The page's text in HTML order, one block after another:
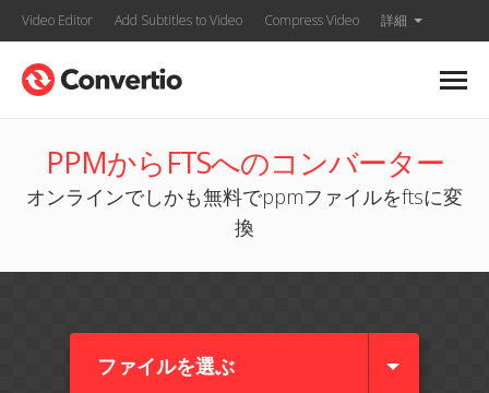
Video Editor Add Subtitles to Video Compress Video 詳細
PPMからFTSへのコンバーター
オンラインでしかも無料でppmファイルをftsに変
換
ファイルを選ぶ